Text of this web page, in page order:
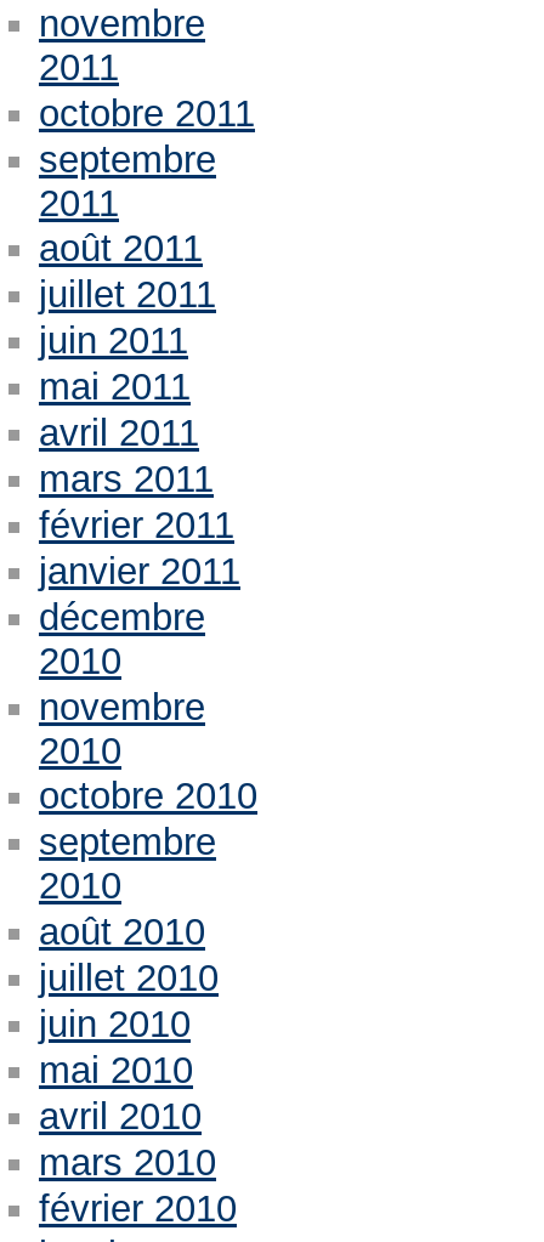
novembre
2011
octobre 2011
septembre
2011
août 2011
juillet 2011
juin 2011
mai 2011
avril 2011
mars 2011
février 2011
janvier 2011
décembre
2010
novembre
2010
octobre 2010
septembre
2010
août 2010
juillet 2010
juin 2010
mai 2010
avril 2010
mars 2010
février 2010